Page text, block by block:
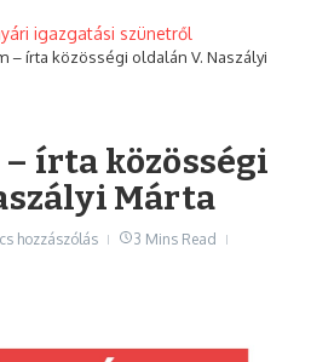
igazgatási szünetről
– írta közösségi oldalán V. Naszályi
írta közösségi
Márta
hozzászólás
3 Mins Read